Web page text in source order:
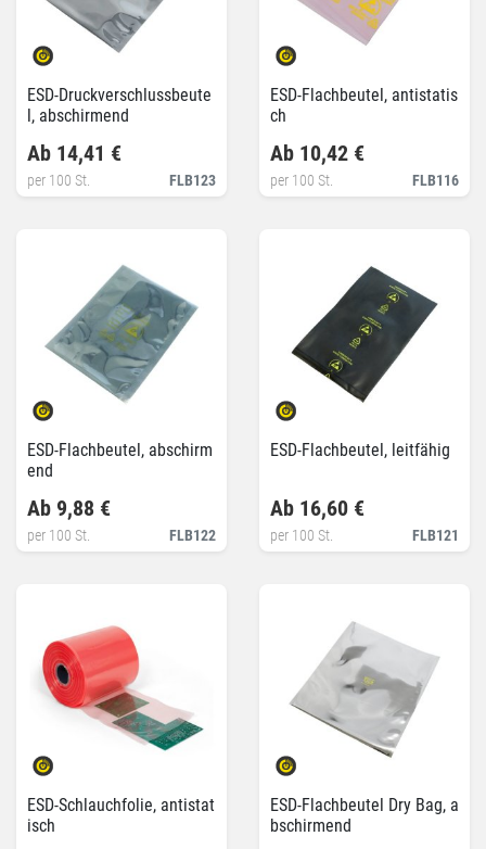
ESD-Druckverschlussbeute
l, abschirmend
FLB123
Ab 14,41 €
per 100 St.
ESD-Flachbeutel, antistatis
ch
FLB116
Ab 10,42 €
per 100 St.
ESD-Flachbeutel, abschirm
end
FLB122
Ab 9,88 €
per 100 St.
ESD-Flachbeutel, leitfähig
FLB121
Ab 16,60 €
per 100 St.
ESD-Schlauchfolie, antistat
isch
ESD-Flachbeutel Dry Bag, a
bschirmend